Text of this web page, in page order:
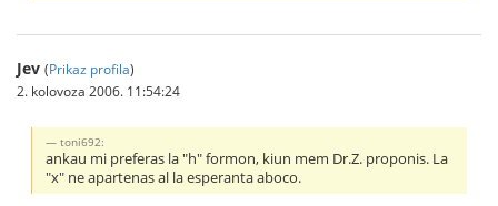
Jev (Prikaz profila)
2. kolovoza 2006. 11:54:24
toni692:
ankau mi preferas la "h" formon, kiun mem Dr.Z. proponis. La
"x" ne apartenas al la esperanta aboco.